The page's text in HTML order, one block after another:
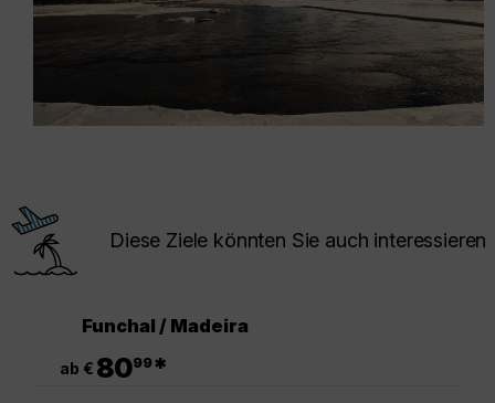
Diese Ziele könnten Sie auch interessieren
Funchal / Madeira
ab € 8099*